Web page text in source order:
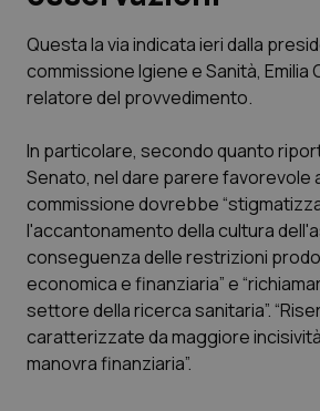
Scienza e Farmaci
Studi e Analisi
Lettere al direttore
Edizioni Regionali
QS Pro
Professionisti Sanitari.AI
Questa la via indicata ieri dalla
commissione Igiene e Sanità, Emilia
relatore del provvedimento.
In particolare, secondo quanto
Senato, nel dare parere favorevole
commissione dovrebbe
l'accantonamento della cultura
conseguenza delle restrizioni
economica e finanziaria” e
settore della ricerca sanitaria”.
caratterizzate da maggiore
manovra finanziaria”.